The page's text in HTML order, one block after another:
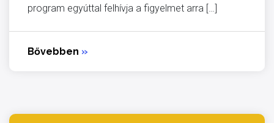
program egyúttal felhívja a figyelmet arra […]
Bővebben »